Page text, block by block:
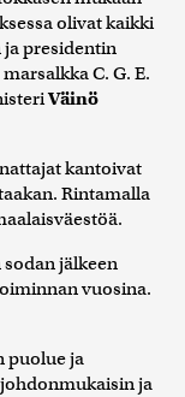
Tietoja
olivat kaikki
presidentin
C. G. E.
Väinö
kantoivat
Rintamalla
jälkeen
vuosina.
puolue ja
ja